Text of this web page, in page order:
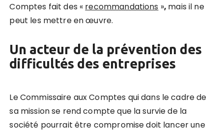
Comptes fait des « recommandations », mais il ne
peut les mettre en œuvre.
Un acteur de la prévention des
difficultés des entreprises
Le Commissaire aux Comptes qui dans le cadre de
sa mission se rend compte que la survie de la
société pourrait être compromise doit lancer une